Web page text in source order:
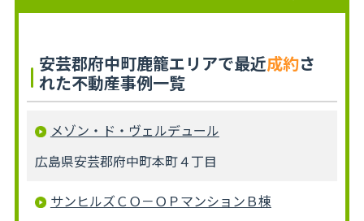
安芸郡府中町鹿籠エリアで最近成約さ
れた不動産事例一覧
メゾン・ド・ヴェルデュール
広島県安芸郡府中町本町４丁目
サンヒルズＣＯ－ＯＰマンションＢ棟